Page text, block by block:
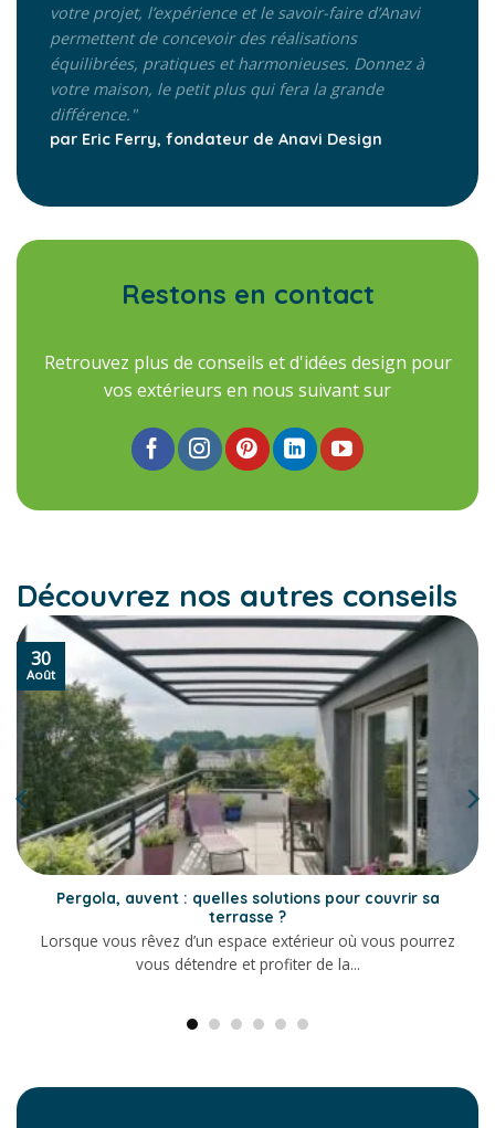
votre projet, l’expérience et le savoir-faire d’Anavi
permettent de concevoir des réalisations
équilibrées, pratiques et harmonieuses. Donnez à
votre maison, le petit plus qui fera la grande
différence."
par Eric Ferry, fondateur de Anavi Design
Restons en contact
Retrouvez plus de conseils et d'idées design pour
vos extérieurs en nous suivant sur
Découvrez nos autres conseils
Pergola, auvent : quelles solutions pour couvrir sa
terrasse ?
Lorsque vous rêvez d’un espace extérieur où vous pourrez
vous détendre et profiter de la...
30
Août